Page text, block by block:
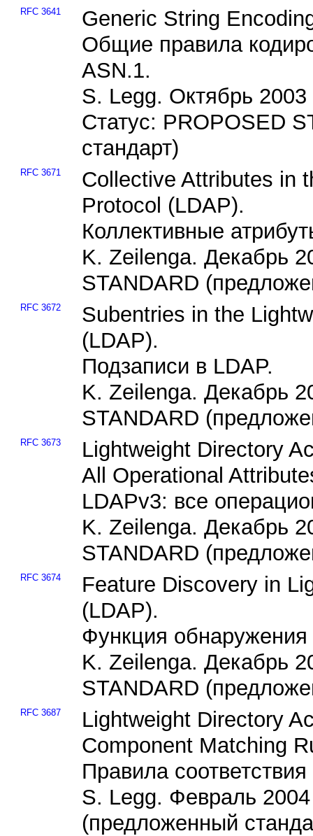
RFC 3641
Generic String
Общие правила
ASN.1.
S. Legg. Октябрь
Статус: PROPOSED
стандарт)
RFC 3671
Collective Attributes in
Protocol (LDAP).
Коллективные
K. Zeilenga. Декабрь
STANDARD
RFC 3672
Subentries in the
(LDAP).
Подзаписи в LDAP.
K. Zeilenga. Декабрь
STANDARD
RFC 3673
Lightweight Directory
All Operational
LDAPv3: все
K. Zeilenga. Декабрь
STANDARD
RFC 3674
Feature Discovery in
(LDAP).
Функция обнаружения
K. Zeilenga. Декабрь
STANDARD
RFC 3687
Lightweight Directory
Component Matching
Правила
S. Legg. Февраль
(предложенный